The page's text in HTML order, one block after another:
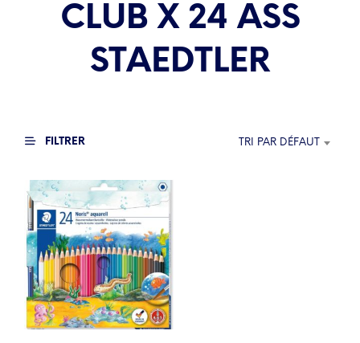
CLUB X 24 ASS
STAEDTLER
FILTRER TRI PAR DÉFAUT